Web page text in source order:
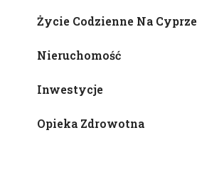
Życie Codzienne Na Cyprze
Nieruchomość
Inwestycje
Opieka Zdrowotna